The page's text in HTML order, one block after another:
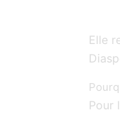
Elle
Pour